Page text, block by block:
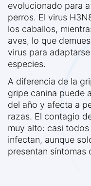
evolucionado para
perros. El virus
los caballos,
aves, lo que
virus para
especies.
A diferencia de la
gripe canina puede
del año y afecta a
razas. El contagio
muy alto: casi
infectan, aunque
presentan síntomas